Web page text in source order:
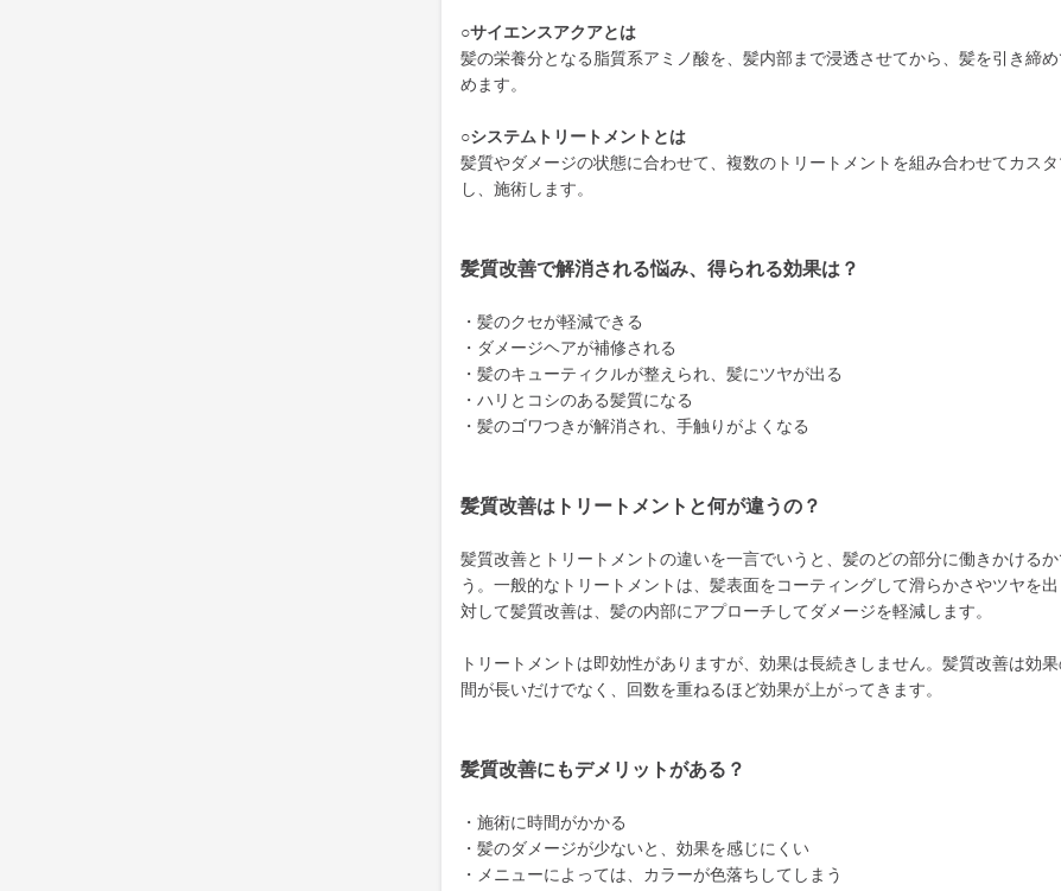
○サイエンスアクアとは
髪の栄養分となる脂質系アミノ酸を、髪内部まで浸透させてから、髪を引き締
めます。
○システムトリートメントとは
髪質やダメージの状態に合わせて、複数のトリートメントを組み合わせてカス
し、施術します。
髪質改善で解消される悩み、得られる効果は？
・髪のクセが軽減できる
・ダメージヘアが補修される
・髪のキューティクルが整えられ、髪にツヤが出る
・ハリとコシのある髪質になる
・髪のゴワつきが解消され、手触りがよくなる
髪質改善はトリートメントと何が違うの？
髪質改善とトリートメントの違いを一言でいうと、髪のどの部分に働きかけるか
う。一般的なトリートメントは、髪表面をコーティングして滑らかさやツヤを出
対して髪質改善は、髪の内部にアプローチしてダメージを軽減します。
トリートメントは即効性がありますが、効果は長続きしません。髪質改善は効
間が長いだけでなく、回数を重ねるほど効果が上がってきます。
髪質改善にもデメリットがある？
・施術に時間がかかる
・髪のダメージが少ないと、効果を感じにくい
・メニューによっては、カラーが色落ちしてしまう